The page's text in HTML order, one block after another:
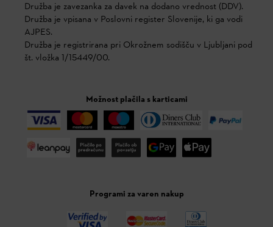
Družba je zavezanka za davek na dodano vrednost (DDV).
Družba je vpisana v Poslovni register Slovenije, ki ga vodi
AJPES.
Družba je registrirana pri Okrožnem sodišču v Ljubljani pod
št. vložka 1/15449/00.
Možnost plačila s karticami
Programi za varen nakup